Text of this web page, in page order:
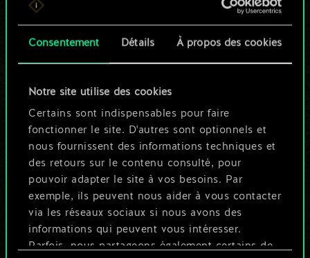
Consentement Détails À propos des cookies
Notre site utilise des cookies
Certains sont indispensables pour faire
fonctionner le site. D'autres sont optionnels et
nous fournissent des informations techniques et
des retours sur le contenu consulté, pour
pouvoir adapter le site à vos besoins. Par
exemple, ils peuvent nous aider à vous contacter
via les réseaux sociaux si nous avons des
informations qui peuvent vous intéresser.
Parfois, nous partageons également certains de
n'est qu'un jeu de
cartes partagé.
Mais cela peut être
tellement plus !
Nommer ce jeu et créer un guide
OU